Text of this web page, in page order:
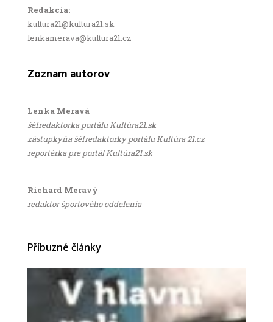
Redakcia:
kultura21@kultura21.sk
lenkamerava@kultura21.cz
Zoznam autorov
Lenka Meravá
šéfredaktorka portálu Kultúra21.sk
zástupkyňa šéfredaktorky portálu Kultúra 21.cz
reportérka pre portál Kultúra21.sk
Richard Meravý
redaktor športového oddelenia
Příbuzné články